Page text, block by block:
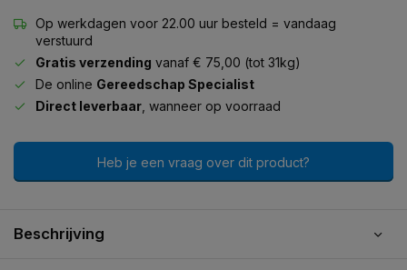
Op werkdagen voor 22.00 uur besteld = vandaag
verstuurd
Gratis verzending vanaf € 75,00 (tot 31kg)
De online Gereedschap Specialist
Direct leverbaar , wanneer op voorraad
Heb je een vraag over dit product?
Beschrijving